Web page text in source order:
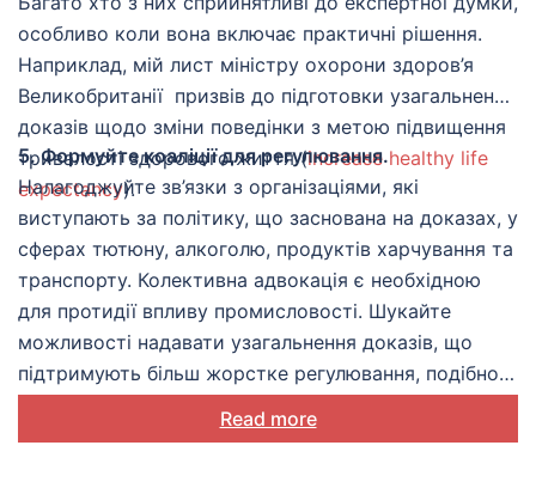
особливо коли вона включає практичні рішення.
Наприклад, мій лист міністру охорони здоров’я
Великобританії призвів до підготовки узагальнення
доказів щодо зміни поведінки з метою підвищення
тривалості здорового життя (increase healthy life
expectancy).
5. Формуйте коаліції для регулювання.
Налагоджуйте зв’язки з організаціями, які
виступають за політику, що заснована на доказах, у
сферах тютюну, алкоголю, продуктів харчування та
транспорту. Колективна адвокація є необхідною
для протидії впливу промисловості. Шукайте
можливості надавати узагальнення доказів, що
підтримують більш жорстке регулювання, подібно
завдяки скоординованій взаємодії експертів з
Read more